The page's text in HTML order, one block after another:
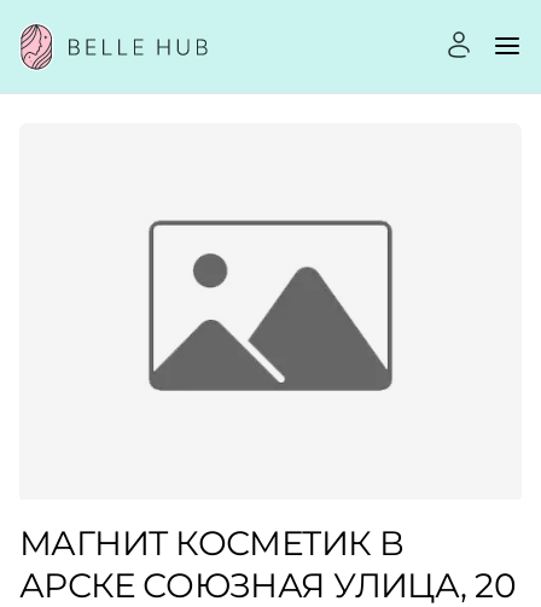
МАГНИТ КОСМЕТИК В
АРСКЕ СОЮЗНАЯ УЛИЦА, 20